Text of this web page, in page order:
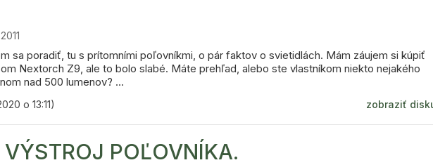
sa poradiť, tu s prítomními poľovníkmi, o pár faktov o svietidlách. Mám záujem si kúpiť
Nextorch Z9, ale to bolo slabé. Máte prehľad, alebo ste vlastníkom niekto nejakého
nad 500 lumenov? ...
o 13:11) zobraziť
POĽOVNÍKA.